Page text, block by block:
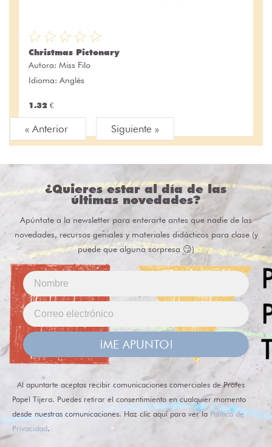
Christmas Pictonary
Autora: Miss Filo
Idioma: Anglés
1.32 €
« Anterior Siguiente »
¿Quieres estar al día de las
últimas novedades?
Apúntate a la newsletter para enterarte antes que nadie de las
novedades, recursos geniales y materiales didácticos para clase (y
puede que alguna sorpresa 😏)
¡ME APUNTO!
Al apuntarte aceptas recibir comunicaciones comerciales de Profes
Papel Tijera. Puedes retirar el consentimiento en cualquier momento
desde nuestras comunicaciones. Haz clic aquí para ver la Política de
Privacidad.